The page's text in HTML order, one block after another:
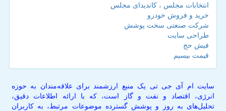
انتخابات مجلس ، کاندیدای مجلس
خرید و فروش خودرو
شرکت صنعتی سخت پوشش
طراحی سایت
فیش حج
قیمت بیسیم
سایت ام آی جی تی یک منبع ارزشمند برای علاقه‌مندان به حوزه
انرژی، اقتصاد و نفت و گاز است، که با ارائه اطلاعات دقیق،
تحلیل‌های به روز و پوشش گسترده موضوعات مرتبط، به کاربران